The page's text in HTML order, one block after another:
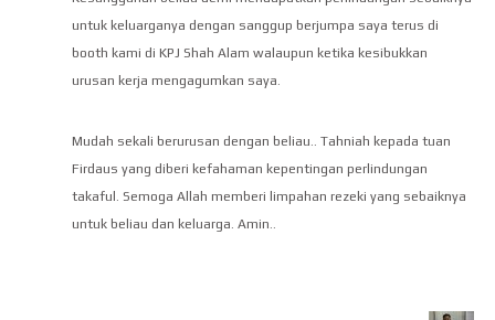
untuk keluarganya dengan sanggup berjumpa saya terus di
booth kami di KPJ Shah Alam walaupun ketika kesibukkan
urusan kerja mengagumkan saya.
Mudah sekali berurusan dengan beliau.. Tahniah kepada tuan
Firdaus yang diberi kefahaman kepentingan perlindungan
takaful. Semoga Allah memberi limpahan rezeki yang sebaiknya
untuk beliau dan keluarga. Amin..